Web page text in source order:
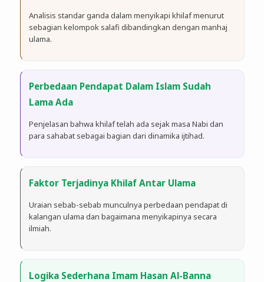
Analisis standar ganda dalam menyikapi khilaf menurut
sebagian kelompok salafi dibandingkan dengan manhaj
ulama.
Perbedaan Pendapat Dalam Islam Sudah
Lama Ada
Penjelasan bahwa khilaf telah ada sejak masa Nabi dan
para sahabat sebagai bagian dari dinamika ijtihad.
Faktor Terjadinya Khilaf Antar Ulama
Uraian sebab-sebab munculnya perbedaan pendapat di
kalangan ulama dan bagaimana menyikapinya secara
ilmiah.
Logika Sederhana Imam Hasan Al-Banna